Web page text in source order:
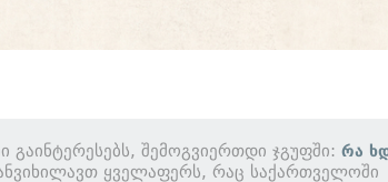
გაინტერესებს, შემოგვიერთდი ჯგუფში:რა
ყველაფერს, რაც საქართველოში